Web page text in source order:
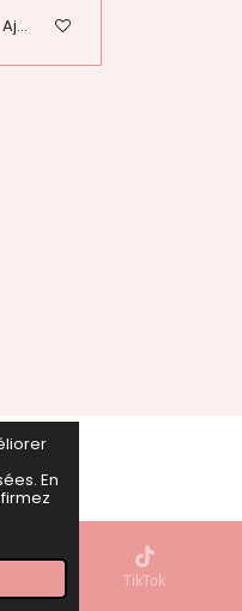
En
Ajouter au panier
TikTok